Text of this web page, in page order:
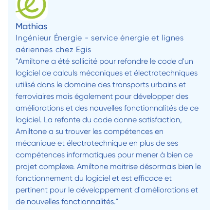
Mathias
Ingénieur Énergie - service énergie et lignes
aériennes chez Egis
"Amiltone a été sollicité pour refondre le code d'un
logiciel de calculs mécaniques et électrotechniques
utilisé dans le domaine des transports urbains et
ferroviaires mais également pour développer des
améliorations et des nouvelles fonctionnalités de ce
logiciel. La refonte du code donne satisfaction,
Amiltone a su trouver les compétences en
mécanique et électrotechnique en plus de ses
compétences informatiques pour mener à bien ce
projet complexe. Amiltone maitrise désormais bien le
fonctionnement du logiciel et est efficace et
pertinent pour le développement d'améliorations et
de nouvelles fonctionnalités."